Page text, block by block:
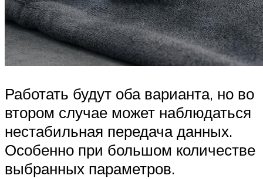
Работать будут оба варианта, но во
втором случае может наблюдаться
нестабильная передача данных.
Особенно при большом количестве
выбранных параметров.